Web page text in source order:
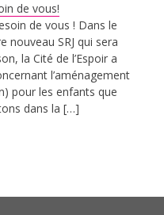
de vous!
de vous ! Dans le
nouveau SRJ qui sera
la Cité de l’Espoir a
l’aménagement
pour les enfants que
dans la […]